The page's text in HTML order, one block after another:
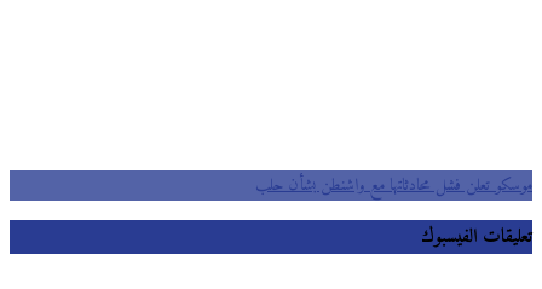
موسكو تعلن فشل محادثاتها مع واشنطن بشأن حلب
تعليقات الفيسبوك